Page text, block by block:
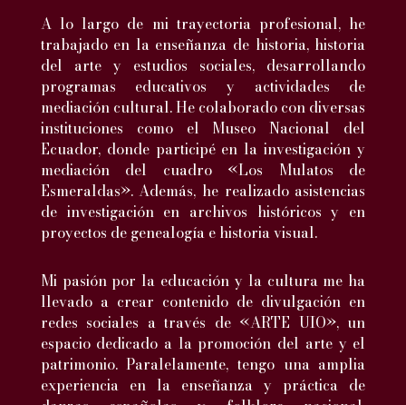
A lo largo de mi trayectoria profesional, he
trabajado en la enseñanza de historia, historia
del arte y estudios sociales, desarrollando
programas educativos y actividades de
mediación cultural. He colaborado con diversas
instituciones como el Museo Nacional del
Ecuador, donde participé en la investigación y
mediación del cuadro «Los Mulatos de
Esmeraldas». Además, he realizado asistencias
de investigación en archivos históricos y en
proyectos de genealogía e historia visual.
Mi pasión por la educación y la cultura me ha
llevado a crear contenido de divulgación en
redes sociales a través de «ARTE UIO», un
espacio dedicado a la promoción del arte y el
patrimonio. Paralelamente, tengo una amplia
experiencia en la enseñanza y práctica de